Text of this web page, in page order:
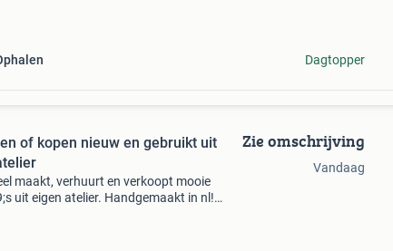
Dagtopper
of kopen nieuw en gebruikt uit
maakt, verhuurt en verkoopt mooie
uit eigen atelier. Handgemaakt in nl!
Zie omschrijving
Vandaag